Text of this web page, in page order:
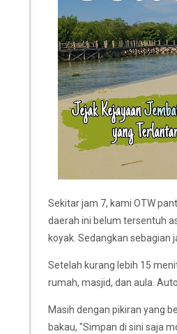
Sekitar jam 7, kami OTW
daerah ini belum tersentuh
koyak. Sedangkan sebagian
Setelah kurang lebih 15
rumah, masjid, dan aula.
Masih dengan pikiran yang
bakau, "Simpan di sini saja